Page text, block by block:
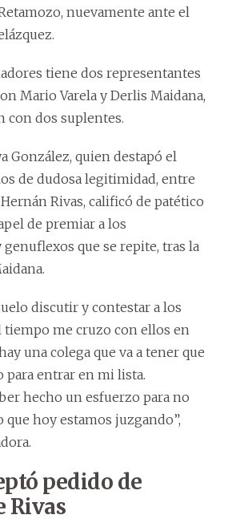
nuevamente ante el
tiene dos representantes
Mario Varela y Derlis Maidana,
con dos suplentes.
González, quien destapó el
de dudosa legitimidad, entre
Rivas, calificó de patético
de premiar a los
que se repite, tras la
discutir y contestar a los
tiempo me cruzo con ellos en
una colega que va a tener que
para entrar en mi lista.
hecho un esfuerzo para no
que hoy estamos juzgando”,
pedido de
Rivas